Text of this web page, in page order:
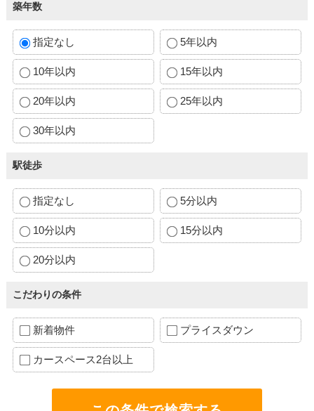
築年数
指定なし 5年以内
10年以内 15年以内
20年以内 25年以内
30年以内
駅徒歩
指定なし 5分以内
10分以内 15分以内
20分以内
こだわりの条件
新着物件 プライスダウン
カースペース2台以上